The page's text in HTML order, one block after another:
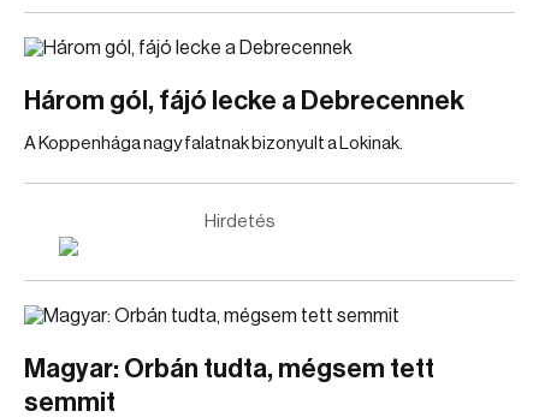
Három gól, fájó lecke a Debrecennek
A Koppenhága nagy falatnak bizonyult a Lokinak.
Hirdetés
Magyar: Orbán tudta, mégsem tett
semmit